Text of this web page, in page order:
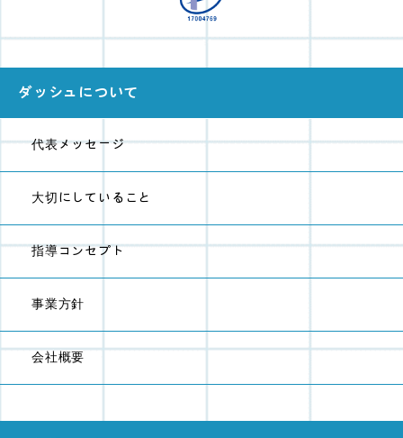
ダッシュについて
代表メッセージ
大切にしていること
指導コンセプト
事業方針
会社概要